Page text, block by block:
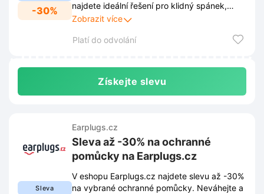
-30%
najdete ideální řešení pro klidný spánek,
soustředění nebo koncerty za výhodné ceny.
Zobrazit více
Platí do odvolání
Získejte slevu
Sleva
Earplugs.cz
Sleva až -30% na ochranné
pomůcky na Earplugs.cz
V eshopu Earplugs.cz najdete slevu až -30%
na vybrané ochranné pomůcky. Neváhejte a